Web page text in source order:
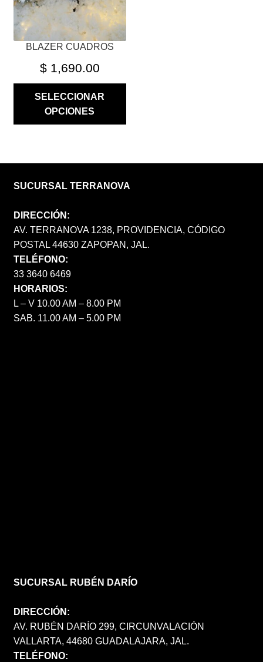
BLAZER CUADROS
$1,690.00
SELECCIONAR
OPCIONES
EN
LA
PÁGINA
PRODUCTO
SUCURSAL TERRANOVA
DIRECCIÓN:
AV. TERRANOVA 1238, PROVIDENCIA, CÓDIGO
POSTAL 44630 ZAPOPAN, JAL.
TELÉFONO:
33 3640 6469
HORARIOS:
L – V 10.00 AM – 8.00 PM
SAB. 11.00 AM – 5.00 PM
SUCURSAL RUBÉN DARÍO
DIRECCIÓN:
AV. RUBÉN DARÍO 299, CIRCUNVALACIÓN
VALLARTA, 44680 GUADALAJARA, JAL.
TELÉFONO: